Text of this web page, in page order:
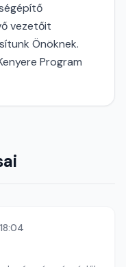
vezetőit
Önöknek.
Program
18:04